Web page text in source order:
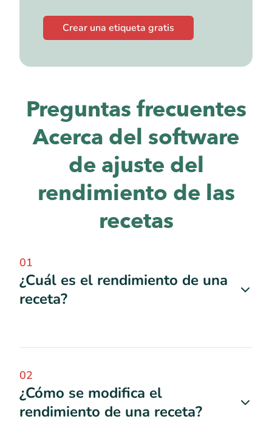
Crear una etiqueta gratis
Preguntas frecuentes
Acerca del software
de ajuste del
rendimiento de las
recetas
01
¿Cuál es el rendimiento de una
receta?
02
¿Cómo se modifica el
rendimiento de una receta?